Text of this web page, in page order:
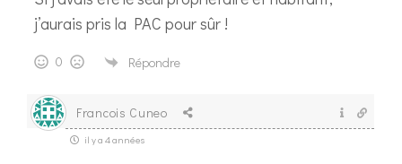
j’aurais pris la PAC pour sûr !
0 Répondre
Francois Cuneo
il y a 4 années